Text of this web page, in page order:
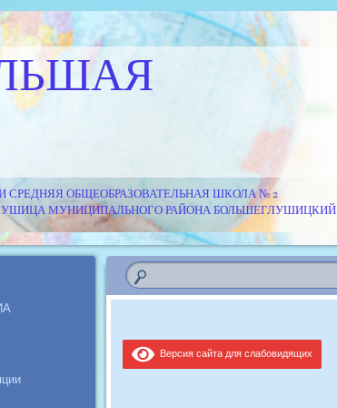
ОБЩЕОБРАЗОВАТЕЛЬНАЯ ШКОЛА № 2
МУНИЦИПАЛЬНОГО РАЙОНА БОЛЬШЕГЛУШИЦКИЙ
Версия сайта для слабовидящих